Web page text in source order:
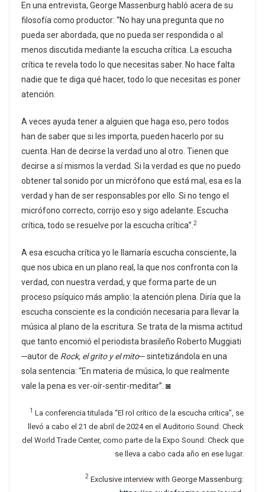
En una entrevista, George Massenburg habló acera de su
filosofía como productor: “No hay una pregunta que no
pueda ser abordada, que no pueda ser respondida o al
menos discutida mediante la escucha crítica. La escucha
crítica te revela todo lo que necesitas saber. No hace falta
nadie que te diga qué hacer, todo lo que necesitas es poner
atención.
A veces ayuda tener a alguien que haga eso, pero todos
han de saber que si les importa, pueden hacerlo por su
cuenta. Han de decirse la verdad uno al otro. Tienen que
decirse a sí mismos la verdad. Si la verdad es que no puedo
obtener tal sonido por un micrófono que está mal, esa es la
verdad y han de ser responsables por ello. Si no tengo el
micrófono correcto, corrijo eso y sigo adelante. Escucha
crítica, todo se resuelve por la escucha crítica”. 2
A esa escucha crítica yo le llamaría escucha consciente, la
que nos ubica en un plano real, la que nos confronta con la
verdad, con nuestra verdad, y que forma parte de un
proceso psíquico más amplio: la atención plena. Diría que la
escucha consciente es la condición necesaria para llevar la
música al plano de la escritura. Se trata de la misma actitud
que tanto encomió el periodista brasileño Roberto Muggiati
─autor de Rock, el grito y el mito─ sintetizándola en una
sola sentencia: “En materia de música, lo que realmente
vale la pena es ver-oír-sentir-meditar”. ◙
1 La conferencia titulada “El rol crítico de la escucha crítica”, se
llevó a cabo el 21 de abril de 2024 en el Auditorio Sound: Check
del World Trade Center, como parte de la Expo Sound: Check que
se lleva a cabo cada año en ese lugar.
2 Exclusive interview with George Massenburg: